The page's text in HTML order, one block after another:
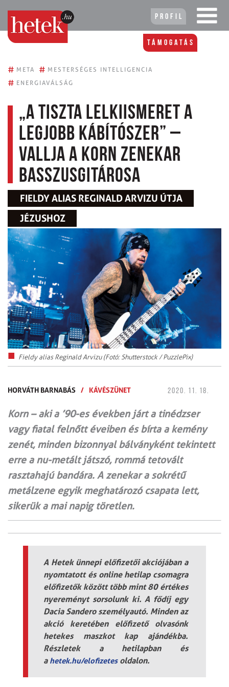
Profil
Támogatás
# META # MESTERSÉGES INTELLIGENCIA
# ENERGIAVÁLSÁG
„A tiszta lelkiismeret a
legjobb kábítószer” –
vallja a Korn zenekar
basszusgitárosa
FIELDY ALIAS REGINALD ARVIZU ÚTJA
JÉZUSHOZ
Fieldy alias Reginald Arvizu (Fotó: Shutterstock / PuzzlePix)
HORVÁTH BARNABÁS / KÁVÉSZÜNET 2020. 11. 18.
Korn – aki a ’90-es években járt a tinédzser
vagy fiatal felnőtt éveiben és bírta a kemény
zenét, minden bizonnyal bálványként tekintett
erre a nu-metált játszó, rommá tetovált
rasztahajú bandára. A zenekar a sokrétű
metálzene egyik meghatározó csapata lett,
sikerük a mai napig töretlen.
A Hetek ünnepi előfizetői akciójában a
nyomtatott és online hetilap csomagra
előfizetők között több mint 80 értékes
nyereményt sorsolunk ki. A fődíj egy
Dacia Sandero személyautó. Minden az
akció keretében előfizető olvasónk
hetekes maszkot kap ajándékba.
Részletek a hetilapban és
a hetek.hu/elofizetesoldalon.